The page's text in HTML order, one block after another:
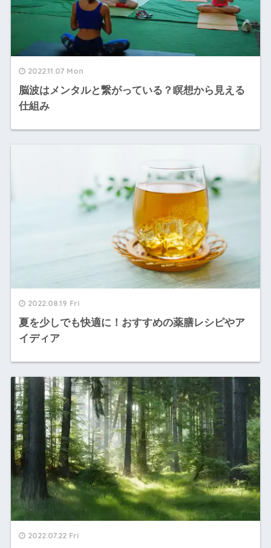
2022.11.07 Mon
脳波はメンタルと繋がっている？瞑想から見える
仕組み
2022.08.19 Fri
夏を少しでも快適に！おすすめの薬膳レシピやア
イディア
2022.07.22 Fri